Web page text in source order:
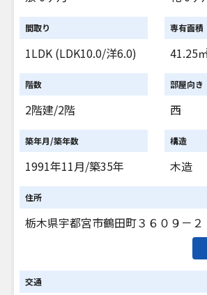
間取り
1LDK (LDK10.0/洋6.0)
専有面積
41.25
階数
2階建/2階
部屋向き
西
築年月/築年数
1991年11月/築35年
構造
木造
住所
栃木県宇都宮市鶴田町３６０９－２
交通